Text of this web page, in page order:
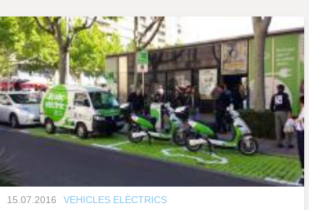
l
e
s
c
u
15.07.2016 VEHICLES ELÈCTRICS